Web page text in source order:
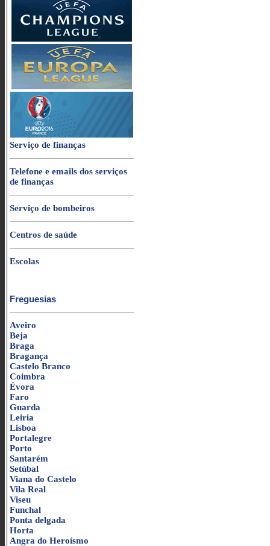
Serviço de finanças
Telefone e emails dos serviços
de finanças
Serviço de bombeiros
Centros de saúde
Escolas
Freguesias
Aveiro
Beja
Braga
Bragança
Castelo Branco
Coimbra
Évora
Faro
Guarda
Leiria
Lisboa
Portalegre
Porto
Santarém
Setúbal
Viana do Castelo
Vila Real
Viseu
Funchal
Ponta delgada
Horta
Angra do Heroísmo